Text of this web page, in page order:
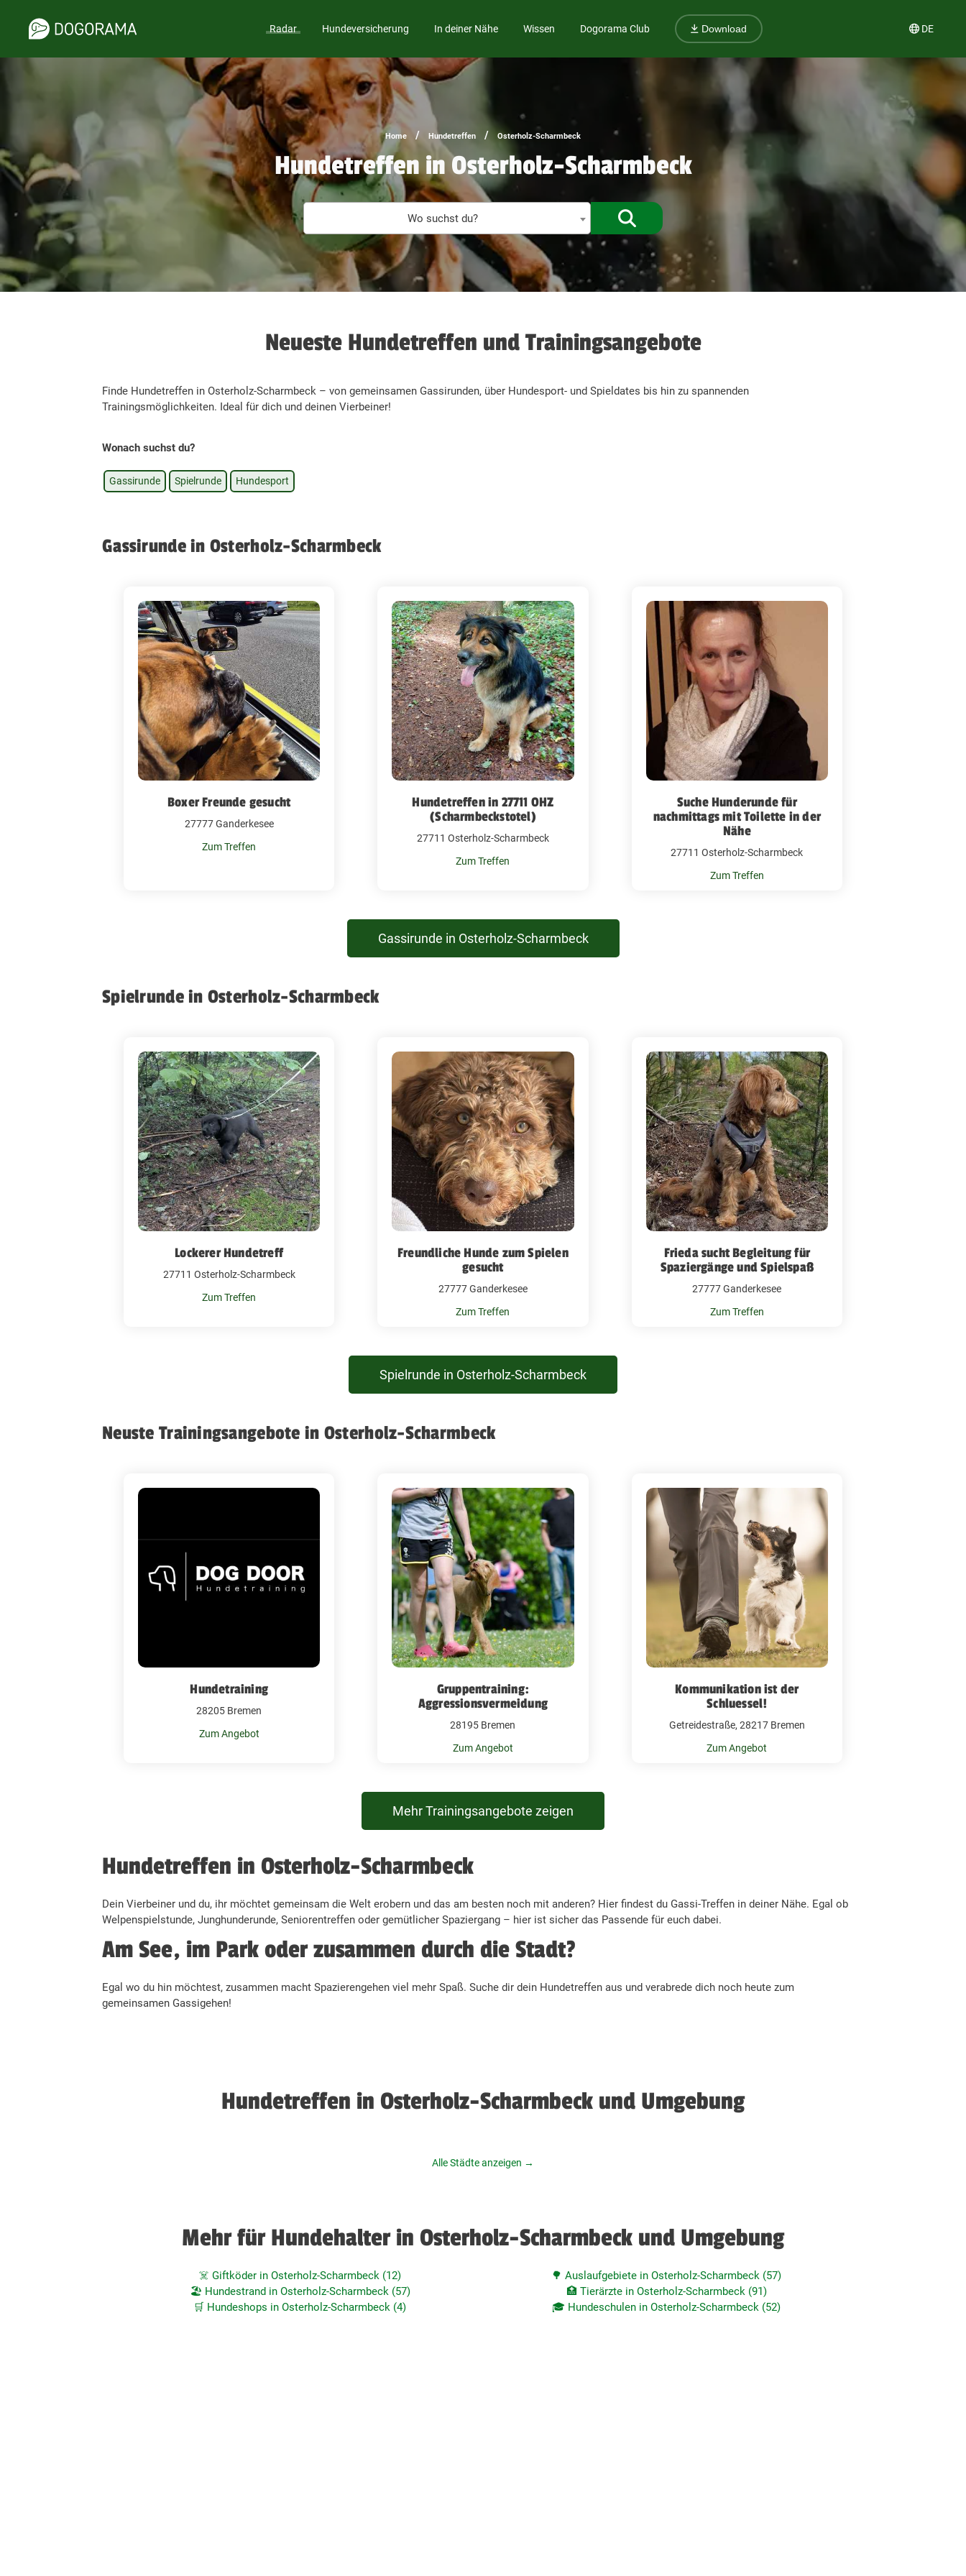
Radar Hundeversicherung In deiner Nähe Wissen Dogorama Club Download DE
Home / Hundetreffen / Osterholz-Scharmbeck
Hundetreffen in Osterholz-Scharmbeck
Wo suchst du? Treffen finden
Neueste Hundetreffen und Trainingsangebote
Finde Hundetreffen in Osterholz-Scharmbeck – von gemeinsamen Gassirunden, über Hundesport- und Spieldates bis hin zu spannenden
Trainingsmöglichkeiten. Ideal für dich und deinen Vierbeiner!
Wonach suchst du?
Gassirunde Spielrunde Hundesport
Gassirunde in Osterholz-Scharmbeck
Boxer Freunde gesucht
27777 Ganderkesee
Zum Treffen
Hundetreffen in 27711 OHZ
(Scharmbeckstotel)
27711 Osterholz-Scharmbeck
Zum Treffen
Suche Hunderunde für
nachmittags mit Toilette in der
Nähe
27711 Osterholz-Scharmbeck
Zum Treffen
Gassirunde in Osterholz-Scharmbeck
Spielrunde in Osterholz-Scharmbeck
Lockerer Hundetreff
27711 Osterholz-Scharmbeck
Zum Treffen
Freundliche Hunde zum Spielen
gesucht
27777 Ganderkesee
Zum Treffen
Frieda sucht Begleitung für
Spaziergänge und Spielspaß
27777 Ganderkesee
Zum Treffen
Spielrunde in Osterholz-Scharmbeck
Neuste Trainingsangebote in Osterholz-Scharmbeck
Hundetraining
28205 Bremen
Zum Angebot
Gruppentraining:
Aggressionsvermeidung
28195 Bremen
Zum Angebot
Kommunikation ist der
Schluessel!
Getreidestraße, 28217 Bremen
Zum Angebot
Mehr Trainingsangebote zeigen
Hundetreffen in Osterholz-Scharmbeck
Dein Vierbeiner und du, ihr möchtet gemeinsam die Welt erobern und das am besten noch mit anderen? Hier findest du Gassi-Treffen in deiner Nähe. Egal ob
Welpenspielstunde, Junghunderunde, Seniorentreffen oder gemütlicher Spaziergang – hier ist sicher das Passende für euch dabei.
Am See, im Park oder zusammen durch die Stadt?
Egal wo du hin möchtest, zusammen macht Spazierengehen viel mehr Spaß. Suche dir dein Hundetreffen aus und verabrede dich noch heute zum
gemeinsamen Gassigehen!
Hundetreffen in Osterholz-Scharmbeck und Umgebung
Alle Städte anzeigen →
Mehr für Hundehalter in Osterholz-Scharmbeck und Umgebung
☠️ Giftköder in Osterholz-Scharmbeck (12)
🌳 Auslaufgebiete in Osterholz-Scharmbeck (57)
🏖️ Hundestrand in Osterholz-Scharmbeck (57)
🏥 Tierärzte in Osterholz-Scharmbeck (91)
🛒 Hundeshops in Osterholz-Scharmbeck (4)
🎓 Hundeschulen in Osterholz-Scharmbeck (52)